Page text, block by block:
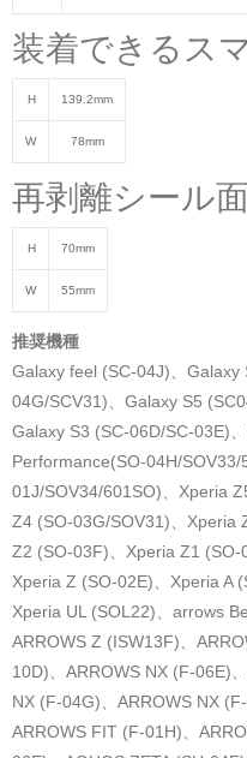
装着できるス
H 139.2mm
W 78mm
再剥離シール
H 70mm
W 55mm
推奨機種
Galaxy feel (SC-04J)、
04G/SCV31)、Galaxy S5
Galaxy S3 (SC-06D/SC-03E)
Performance(SO-04H/
01J/SOV34/601SO)、Xperia
Z4 (SO-03G/SOV31)、Xperia
Z2 (SO-03F)、Xperia Z1 (SO-
Xperia Z (SO-02E)、Xperia A
Xperia UL (SOL22)、arrows
ARROWS Z (ISW13F)、
10D)、ARROWS NX (F-06E)
NX (F-04G)、ARROWS NX
ARROWS FIT (F-01H)、